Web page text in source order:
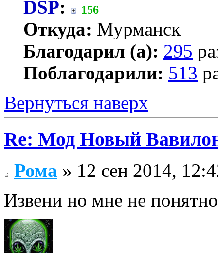
DSP: 156
Откуда: Мурманск
Благодарил (а): 295
Поблагодарили: 513
Вернуться наверх
Re: Мод Новый
Рома » 12 сен 2014,
Извени но мне не